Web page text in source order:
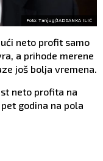
Foto: Tanjug/JADRANKA ILIĆ
neto profit samo
a prihode merene
još bolja vremena.
neto profita na
godina na pola